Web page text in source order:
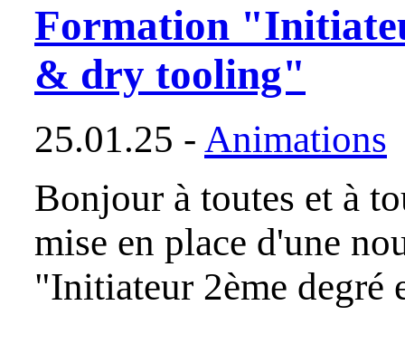
Formation
& dry tooling"
25.01.25 - Animations
Bonjour à toutes et à
mise en place d'une
"Initiateur 2ème degré